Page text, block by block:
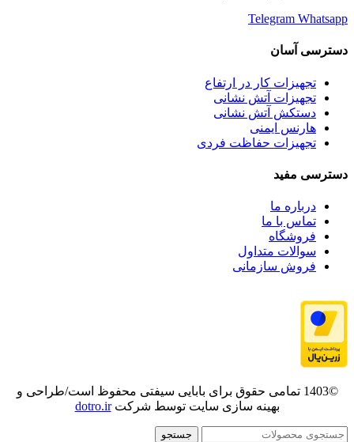
Telegram Whatsapp
دسترسی آسان
تجهیزات کار در ارتفاع
تجهیزات آتش نشانی
دستکش آتش نشانی
هارنس ایمنی
تجهیزات حفاظت فردی
دسترسی مفید
درباره ما
تماس با ما
فروشگاه
سوالات متداول
فروش سازمانی
©1403 تمامی حقوق برای بابایی سیفتی محفوظ است/طراحی و
بهینه سازی سایت توسط شرکتdotro.ir
جستجو